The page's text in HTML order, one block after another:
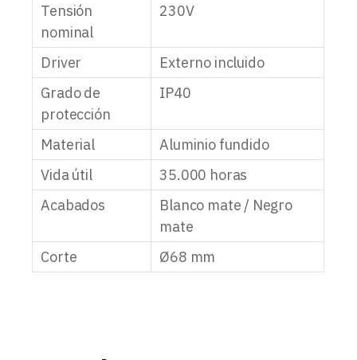
Tensión
nominal
230V
Driver
Externo incluido
Grado de
protección
IP40
Material
Aluminio fundido
Vida útil
35.000 horas
Acabados
Blanco mate / Negro
mate
Corte
Ø68 mm